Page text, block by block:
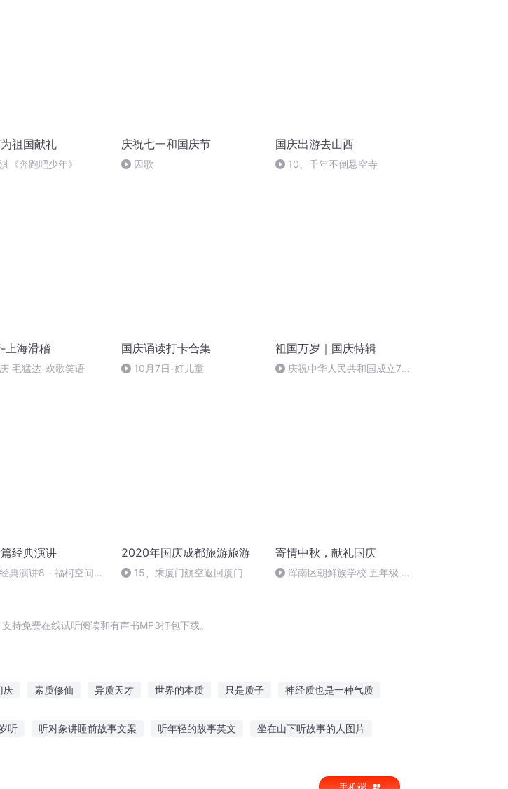
祖国献礼
《奔跑吧少年》
庆祝七一和国庆节
囚歌
国庆出游去山西
10、千年不倒悬空寺
上海滑稽
毛猛达-欢歌笑语
国庆诵读打卡合集
10月7日-好儿童
祖国万岁｜国庆特辑
庆祝中华人民共和国成立73
经典演讲
典演讲8 - 福柯空间回
2020年国庆成都旅游旅游
15、乘厦门航空返回厦门
寄情中秋，献礼国庆
浑南区朝鲜族学校 五年级 孙
持免费在线试听阅读和有声书MP3打包下载。
庆 素质修仙 异质天才 世界的本质 只是质子 神经质也是一种气质
听 听对象讲睡前故事文案 听年轻的故事英文 坐在山下听故事的人图片